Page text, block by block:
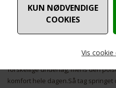
Vis
holdbarhed og lang levetid. Den
giver et moderne og friskt look, der
outfit.Uanset om du skal på en
det perfekte valg. Deres skridsikre
forskellige underlag, mens den
komfort hele dagen.Så tag